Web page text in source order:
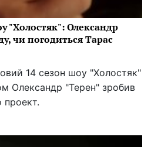
"Холостяк": Олександр
чи погодиться Тарас
14 сезон шоу "Холостяк"
Олександр "Терен" зробив
проект.